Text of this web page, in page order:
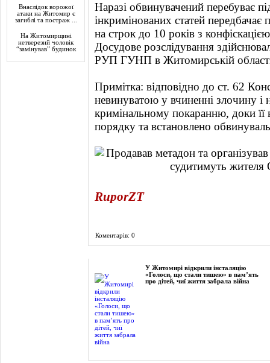
Внаслідок ворожої
атаки на Житомир є
загиблі та постраж ...
На Житомирщині
нетверезий чоловік
“замінував” будинок
Наразі обвинувачений перебуває
інкримінованих статей передбачає
на строк до 10 років з
Досудове розслідування
РУП ГУНП в Житомирській
Примітка: відповідно до ст. 62
невинуватою у вчиненні злочину і
кримінальному покаранню, доки
порядку та встановлено
RuporZT
Коментарів: 0
У Житомирі відкрили інсталяцію
«Голоси, що стали тишею» в пам’ять
про дітей, чиї життя забрала війна